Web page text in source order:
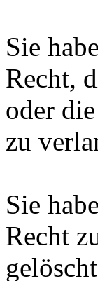
Sie
Recht,
oder
zu
Sie
Recht